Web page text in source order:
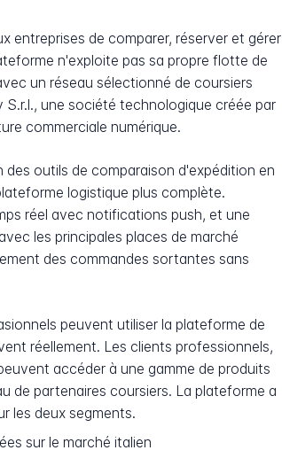
entreprises de comparer, réserver et gérer
n'exploite pas sa propre flotte de
un réseau sélectionné de coursiers
une société technologique créée par
commerciale numérique.
des outils de comparaison d'expédition en
logistique plus complète.
réel avec notifications push, et une
les principales places de marché
des commandes sortantes sans
peuvent utiliser la plateforme de
réellement. Les clients professionnels,
accéder à une gamme de produits
de partenaires coursiers. La plateforme a
les deux segments.
sur le marché italien